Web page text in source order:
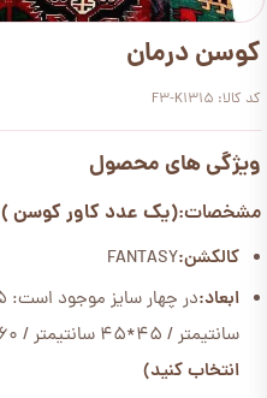
کوسن درمان
کد کالا: F3-K1315
ویژگی های محصول
مشخصات:(یک عدد کاور کوسن )
کالکشن:FANTASY
ابعاد:
سانتیمتر / 45*45 سانتیمتر / 60*60 سانتیمتر
انتخاب کنید)